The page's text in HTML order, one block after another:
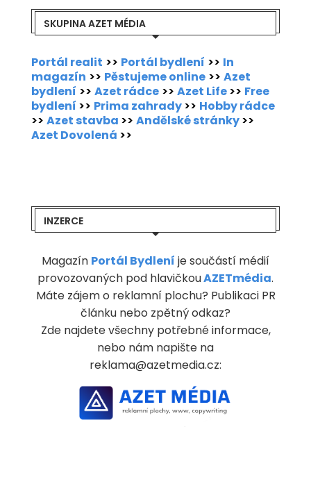
SKUPINA AZET MÉDIA
Portál realit >> Portál bydlení >> In
magazín >> Pěstujeme online >> Azet
bydlení >> Azet rádce >> Azet Life>> Free
bydlení >> Prima zahrady>> Hobby rádce
>> Azet stavba >> Andělské stránky>>
Azet Dovolená >>
INZERCE
Magazín Portál Bydlení je součástí médií
provozovaných pod hlavičkouAZETmédia.
Máte zájem o reklamní plochu? Publikaci PR
článku nebo zpětný odkaz?
Zde najdete všechny potřebné informace,
nebo nám napište na
reklama@azetmedia.cz: